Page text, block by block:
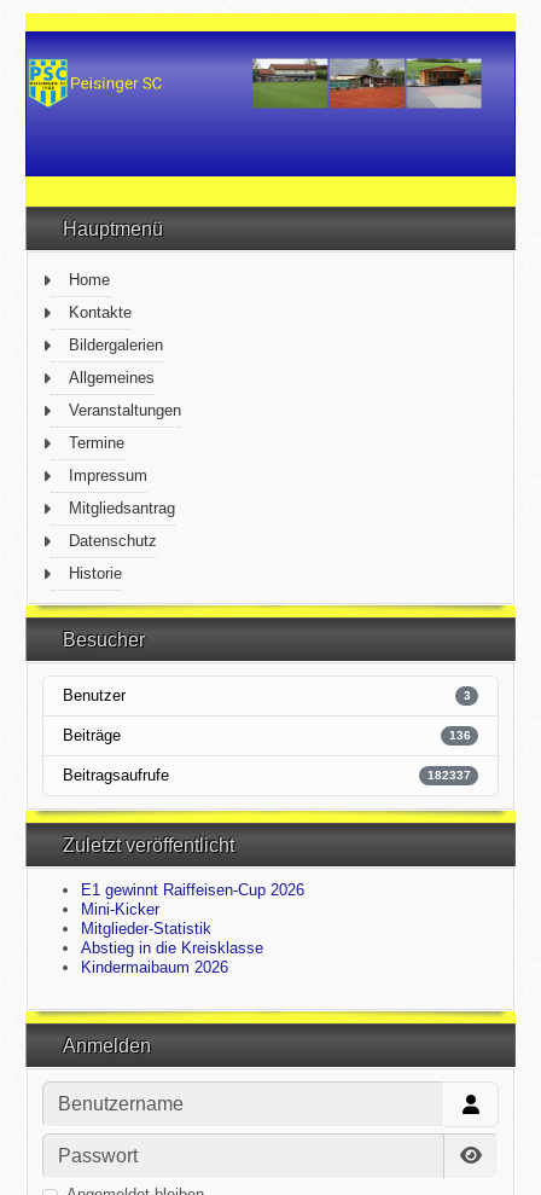
Hauptmenü
Home
Kontakte
Bildergalerien
Allgemeines
Veranstaltungen
Termine
Impressum
Mitgliedsantrag
Datenschutz
Historie
Besucher
Benutzer 3
Beiträge 136
Beitragsaufrufe 182337
Zuletzt veröffentlicht
E1 gewinnt Raiffeisen-Cup 2026
Mini-Kicker
Mitglieder-Statistik
Abstieg in die Kreisklasse
Kindermaibaum 2026
Anmelden
Benutzername
Passwort